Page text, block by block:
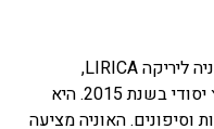
החברה מקדישה לקו מחיפה את האוניה ליריקה LIRICA,
שהושקה בשנת 2004, ועברה שיפוץ יסודי בשנת 2015. היא
2,600 נוסעים, ב13 קומות וסיפונים. האוניה מציעה